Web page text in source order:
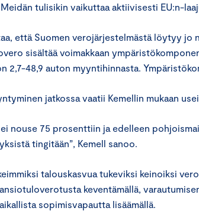
tulisikin vaikuttaa aktiivisesti EU:n-
että Suomen verojärjestelmästä löytyy
sisältää voimakkaan
2,7-48,9 auton myyntihinnasta.
jatkossa vaatii Kemellin mukaan
ei nouse 75 prosenttiin ja edelleen
tingitään”, Kemell sanoo.
talouskasvua tukeviksi keinoiksi
keventämällä,
sopimisvapautta lisäämällä.